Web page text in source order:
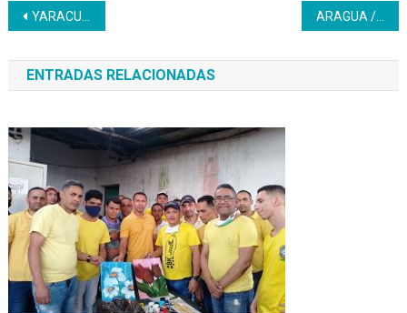
Navegación
de
entradas
YARACUY | Centros de Formación reciben a participantes de manera presencial ARAGUA / Inces realiza gira de Medios para informar sobre las inscripciones en la institución
ENTRADAS RELACIONADAS